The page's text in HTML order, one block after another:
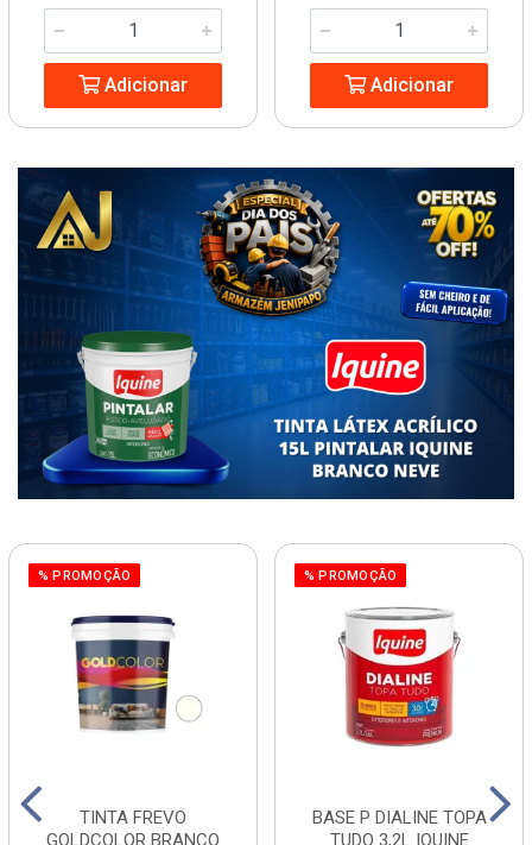
Adicionar Adicionar
% PROMOÇÃO
TINTA FREVO
GOLDCOLOR BRANCO
% PROMOÇÃO
BASE P DIALINE TOPA
TUDO 3,2L IQUINE